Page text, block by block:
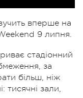
вперше на
9 липня.
стадіонний
за
більш, ніж
тисячні зали,